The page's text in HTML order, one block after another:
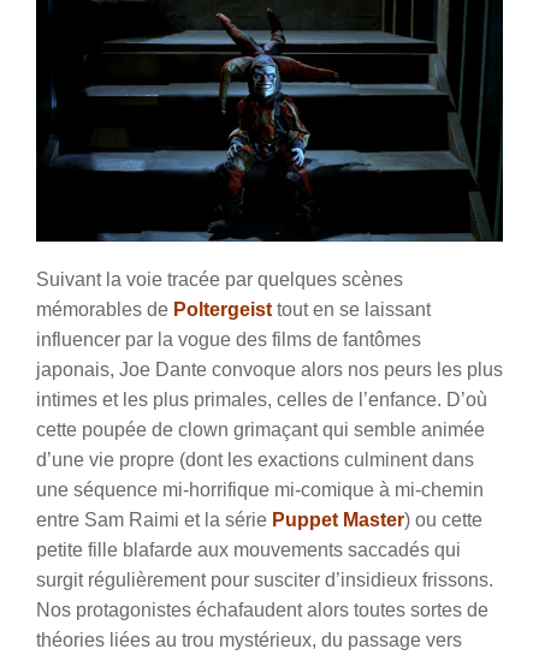
Suivant la voie tracée par quelques scènes
mémorables de Poltergeist tout en se laissant
influencer par la vogue des films de fantômes
japonais, Joe Dante convoque alors nos peurs les plus
intimes et les plus primales, celles de l’enfance. D’où
cette poupée de clown grimaçant qui semble animée
d’une vie propre (dont les exactions culminent dans
une séquence mi-horrifique mi-comique à mi-chemin
entre Sam Raimi et la série Puppet Master) ou cette
petite fille blafarde aux mouvements saccadés qui
surgit régulièrement pour susciter d’insidieux frissons.
Nos protagonistes échafaudent alors toutes sortes de
théories liées au trou mystérieux, du passage vers